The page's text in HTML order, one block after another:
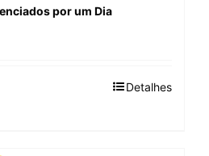
por um Dia
Detalhes